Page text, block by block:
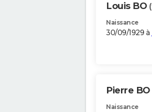
Louis BO
Naissance
30/09/1929 à
Pierre BO
Naissance